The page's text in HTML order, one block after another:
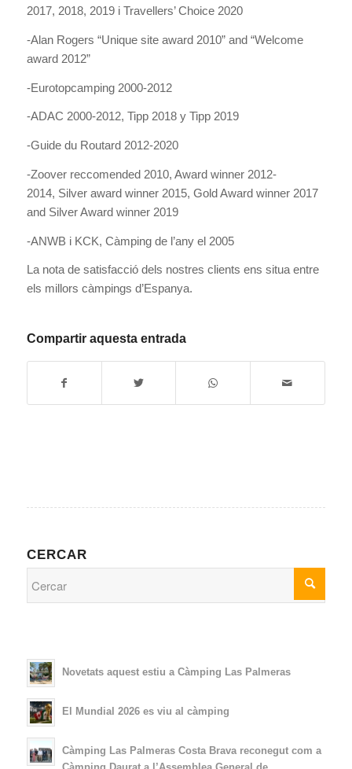
2017, 2018, 2019 i Travellers’ Choice 2020
-Alan Rogers “Unique site award 2010” and “Welcome
award 2012”
-Eurotopcamping 2000-2012
-ADAC 2000-2012, Tipp 2018 y Tipp 2019
-Guide du Routard 2012-2020
-Zoover reccomended 2010, Award winner 2012-
2014, Silver award winner 2015, Gold Award winner 2017
and Silver Award winner 2019
-ANWB i KCK, Càmping de l’any el 2005
La nota de satisfacció dels nostres clients ens situa entre
els millors càmpings d’Espanya.
Compartir aquesta entrada
CERCAR
Novetats aquest estiu a Càmping Las Palmeras
El Mundial 2026 es viu al càmping
Càmping Las Palmeras Costa Brava reconegut com a